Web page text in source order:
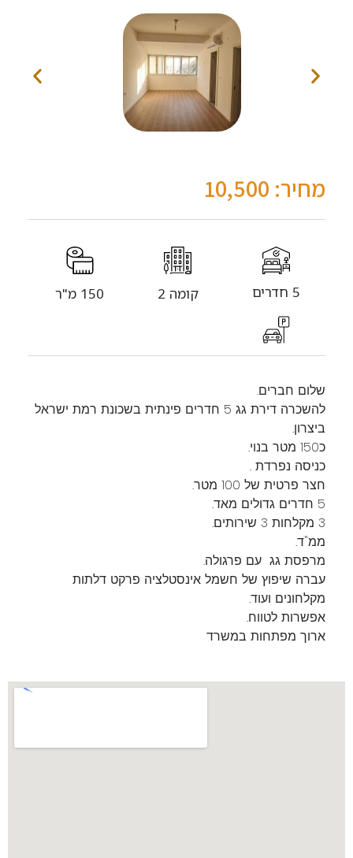
מחיר: 10,500
5 חדרים קומה 2 150 מ"ר
שלום חברים.
להשכרה דירת גג 5 חדרים פינתית בשכונת רמת ישראל
ביצרון.
כ150 מטר בנוי.
כניסה נפרדת .
חצר פרטית של 100 מטר.
5 חדרים גדולים מאד.
3 מקלחות 3 שירותים.
ממ"ד.
מרפסת גג עם פרגולה.
עברה שיפוץ של חשמל אינסטלציה פרקט דלתות
מקלחונים ועוד.
אפשרות לטווח.
ארוך מפתחות במשרד